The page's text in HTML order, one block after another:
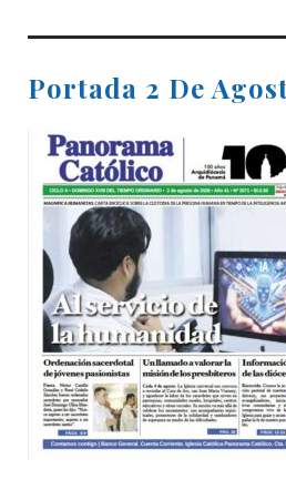
Portada 2 De